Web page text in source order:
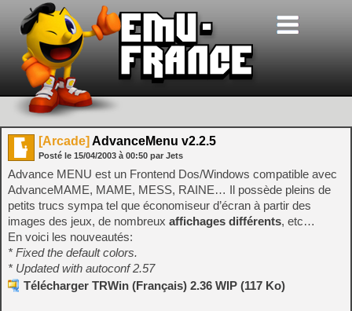
[Arcade] AdvanceMenu v2.2.5
Posté le 15/04/2003 à 00:50 par Jets
Advance MENU est un Frontend Dos/Windows compatible avec
AdvanceMAME, MAME, MESS, RAINE… Il possède pleins de
petits trucs sympa tel que économiseur d’écran à partir des
images des jeux, de nombreux affichages différents, etc…
En voici les nouveautés:
* Fixed the default colors.
* Updated with autoconf 2.57
Télécharger TRWin (Français) 2.36 WIP (117 Ko)